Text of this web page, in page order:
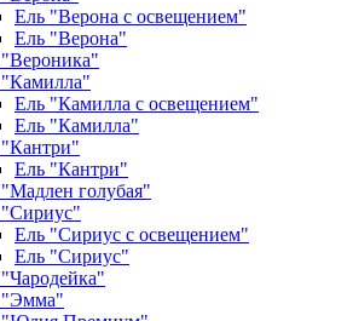
Ель "Верона с освещением"
Ель "Верона"
Ель "Камилла с освещением"
Ель "Камилла"
Ель "Кантри"
голубая"
Ель "Сириус с освещением"
Ель "Сириус"
"Эмма"